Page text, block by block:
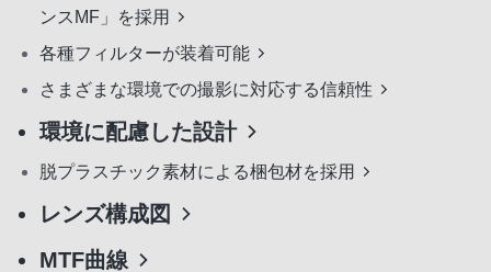
ンスMF」を採用
各種フィルターが装着可能
さまざまな環境での撮影に対応する信頼性
環境に配慮した設計
脱プラスチック素材による梱包材を採用
レンズ構成図
MTF曲線